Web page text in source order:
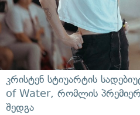
კრისტენ სტიუარტის
of Water, რომლის
შედგა